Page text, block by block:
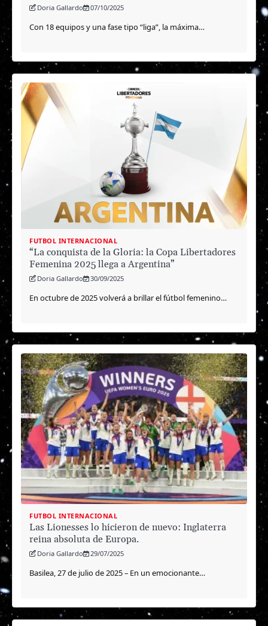
Doria Gallardo 07/10/2025
Con 18 equipos y una fase tipo “liga”, la máxima…
FUTBOL INTERNACIONAL
“La conquista de la Gloria: la Copa Libertadores
Femenina 2025 llega a Argentina”
Doria Gallardo 30/09/2025
En octubre de 2025 volverá a brillar el fútbol femenino…
FUTBOL INTERNACIONAL
Las Lionesses lo hicieron de nuevo: Inglaterra
reina absoluta de Europa.
Doria Gallardo 29/07/2025
Basilea, 27 de julio de 2025 – En un emocionante…